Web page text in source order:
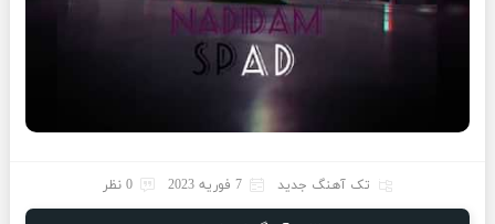
تک آهنگ جدید 7 فوریه 2023 0 نظر